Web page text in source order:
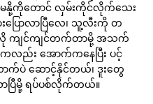
နို့ကိုတောင် လှမ်းကိုင်လိုက်သေး
ောလာပြီလေ၊ သူ့လီးကို တ
ကျင်ကျင်တက်တာမို့ အသက်
ကလည်း အောက်ကနေပြီး ပင့်
ာက်ပဲ ဆောင့်နိုင်တယ်၊ ဒူးတွေ
ပြီမို့ ရပ်ပစ်လိုက်တယ်။